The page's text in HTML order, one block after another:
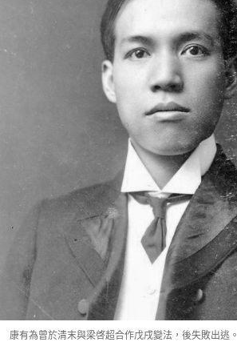
康有為曾於清末與梁啓超合作戊戌變法，後失敗出逃。